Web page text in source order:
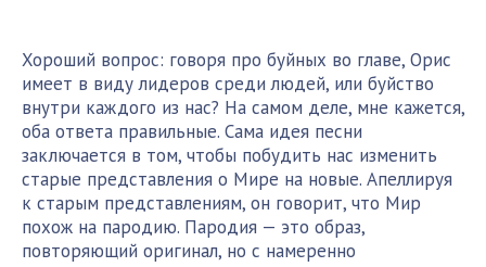
Хороший вопрос: говоря про буйных во главе, Орис
имеет в виду лидеров среди людей, или буйство
внутри каждого из нас? На самом деле, мне кажется,
оба ответа правильные. Сама идея песни
заключается в том, чтобы побудить нас изменить
старые представления о Мире на новые. Апеллируя
к старым представлениям, он говорит, что Мир
похож на пародию. Пародия — это образ,
повторяющий оригинал, но с намеренно